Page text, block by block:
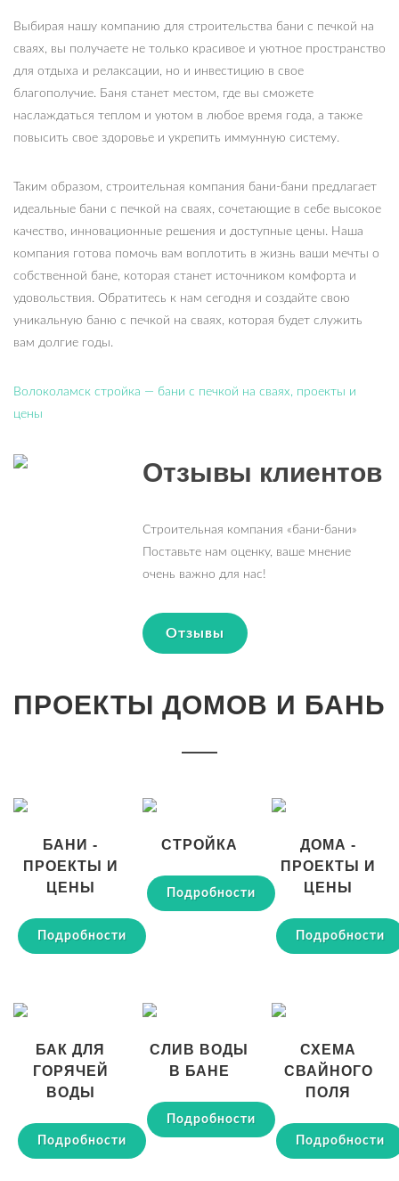
Выбирая нашу компанию для строительства бани с печкой на
сваях, вы получаете не только красивое и уютное пространство
для отдыха и релаксации, но и инвестицию в свое
благополучие. Баня станет местом, где вы сможете
наслаждаться теплом и уютом в любое время года, а также
повысить свое здоровье и укрепить иммунную систему.
Таким образом, строительная компания бани-бани предлагает
идеальные бани с печкой на сваях, сочетающие в себе высокое
качество, инновационные решения и доступные цены. Наша
компания готова помочь вам воплотить в жизнь ваши мечты о
собственной бане, которая станет источником комфорта и
удовольствия. Обратитесь к нам сегодня и создайте свою
уникальную баню с печкой на сваях, которая будет служить
вам долгие годы.
Волоколамск стройка — бани с печкой на сваях, проекты и
цены
Отзывы клиентов
Строительная компания «бани-бани»
Поставьте нам оценку, ваше мнение
очень важно для нас!
Отзывы
ПРОЕКТЫ ДОМОВ И БАНЬ
БАНИ -
ПРОЕКТЫ И
ЦЕНЫ
Подробности
СТРОЙКА
Подробности
ДОМА -
ПРОЕКТЫ И
ЦЕНЫ
Подробности
БАК ДЛЯ
ГОРЯЧЕЙ
ВОДЫ
Подробности
СЛИВ ВОДЫ
В БАНЕ
Подробности
СХЕМА
СВАЙНОГО
ПОЛЯ
Подробности